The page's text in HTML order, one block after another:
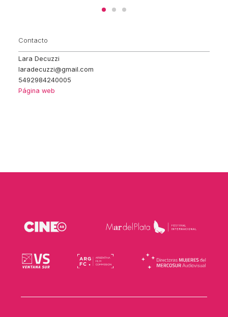
Contacto
Lara Decuzzi
laradecuzzi@gmail.com
5492984240005
Página web